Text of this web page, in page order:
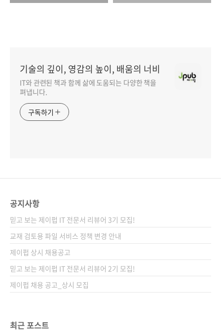
기술의 깊이, 영감의 높이, 배움의 너비
IT와 관련된 책과 함께 삶에 도움되는 다양한 책을
펴냅니다.
구독하기
공지사항
믿고 보는 제이펍 IT 전문서 리뷰어 3기 모집!
교재 검토용 파일 서비스 정책 변경 안내
제이펍 상시 채용공고
믿고 보는 제이펍 IT 전문서 리뷰어 2기 모집!
제이펍 채용 공고_상시 모집
최근 포스트